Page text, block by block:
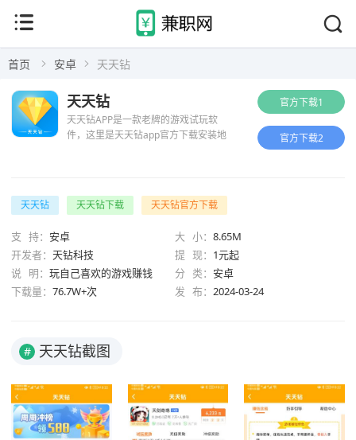
首页 安卓 天天钻
官方下载1
官方下载2
天天钻APP是一款老牌的游戏试玩软
件，这里是天天钻app官方下载安装地
游戏要求升级到指定的游戏等级...
天天钻
天天钻 天天钻下载 天天钻官方下载
支 持： 安卓 大 小： 8.65M
开发者： 天钻科技 提 现： 1元起
说 明： 玩自己喜欢的游戏赚钱 分 类： 安卓
下载量： 76.7W+次 发 布： 2024-03-24
# 天天钻截图